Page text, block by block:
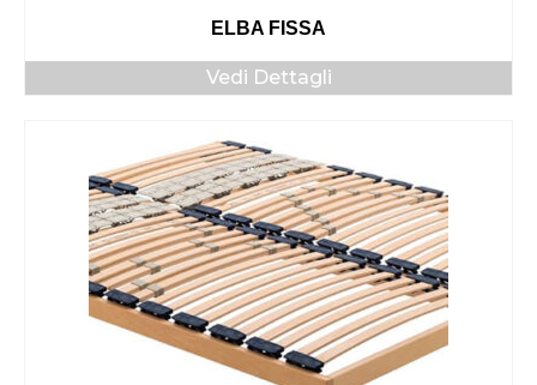
ELBA FISSA
Vedi Dettagli